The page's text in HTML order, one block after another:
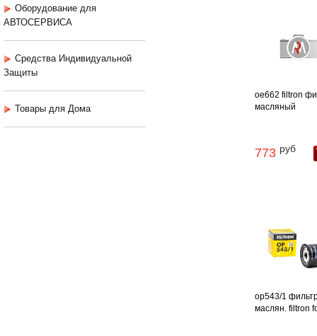
Оборудование для
АВТОСЕРВИСА
Средства Индивидуальной
Защиты
Товары для Дома
oe662 filtron
масляный
773 руб
op543/1
маслян. filtron